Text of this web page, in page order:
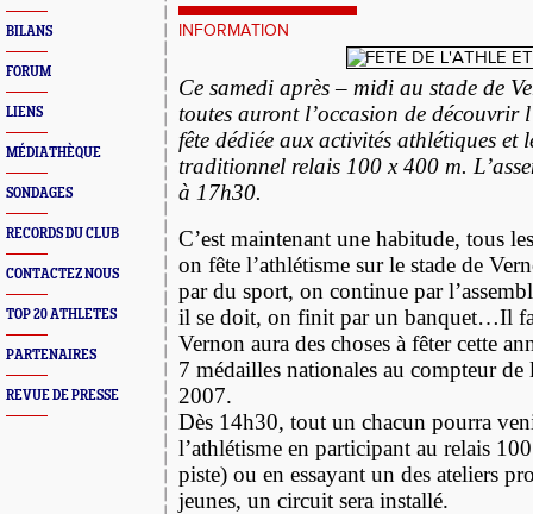
BILANS
FORUM
LIENS
MÉDIATHÈQUE
SONDAGES
RECORDS DU CLUB
CONTACTEZ NOUS
TOP 20 ATHLETES
PARTENAIRES
REVUE DE PRESSE
INFORMATION
Ce samedi après – midi au stade de
toutes auront l’occasion de découvrir
fête dédiée aux activités athlétiques et
traditionnel relais 100 x 400 m.
à 17h30.
C’est maintenant une habitude, tous
on fête l’athlétisme sur le stade de
par du sport, on continue par
il se doit, on finit par un banquet…Il
Vernon aura des choses à fêter cette
7 médailles nationales au compteur de
2007.
Dès 14h30, tout un chacun pourra
l’athlétisme en participant au relais
piste) ou en essayant un des ateliers
jeunes, un circuit sera installé.